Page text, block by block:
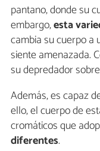
pantano, donde su
embargo,esta
cambia su cuerpo a
siente amenazada.
su depredador
Además, es capaz
ello, el cuerpo de
cromáticos que
diferentes.